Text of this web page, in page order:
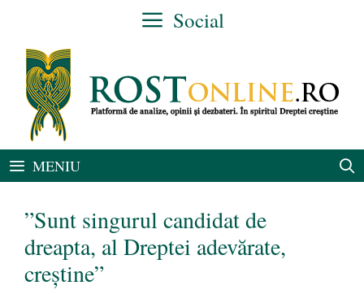
conținut
Social
MENIU
”Sunt singurul candidat de
dreapta, al Dreptei adevărate,
creștine”